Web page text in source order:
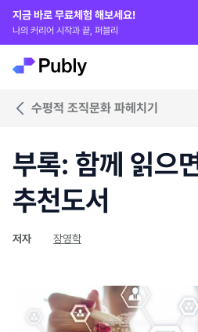
지금 바로 무료체험 해보세요!
나의 커리어 시작과 끝, 퍼블리
수평적 조직문화 파헤치기
부록: 함께 읽으
추천도서
저자 장영학